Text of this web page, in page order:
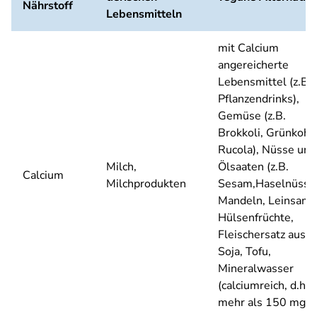
Nährstoff
Lebensmitteln
Calcium
Milch,
Milchprodukten
mit Calcium
angereicherte
Lebensmittel (z.B.
Pflanzendrinks),
Gemüse (z.B.
Brokkoli, Grünkohl,
Rucola), Nüsse und
Ölsaaten (z.B.
Mandeln,
Hülsenfrüchte,
Fleischersatz aus
Soja, Tofu,
Mineralwasser
(calciumreich, d.h.
mehr als 150 mg/